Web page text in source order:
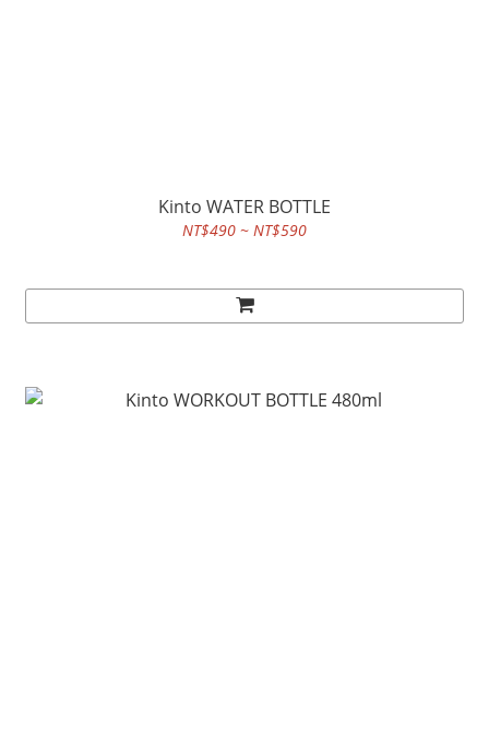
Kinto WATER BOTTLE
NT$490 ~ NT$590